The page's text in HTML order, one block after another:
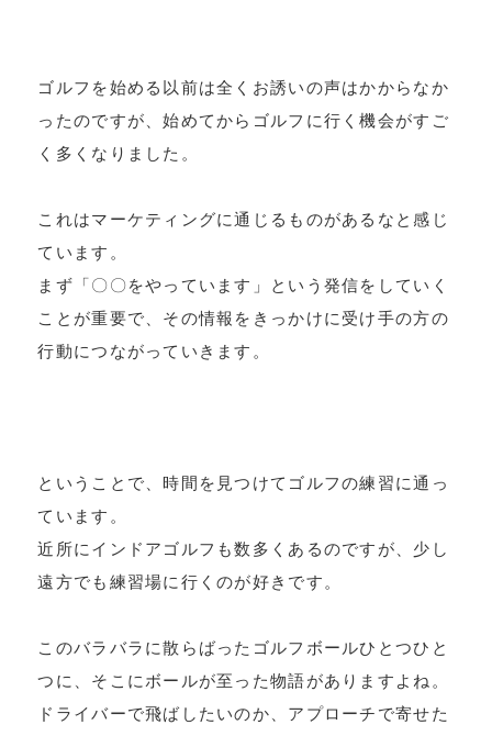
ゴルフを始める以前は全くお誘いの声はかからなか
ったのですが、始めてからゴルフに行く機会がすご
く多くなりました。
これはマーケティングに通じるものがあるなと感じ
ています。
まず「〇〇をやっています」という発信をしていく
ことが重要で、その情報をきっかけに受け手の方の
行動につながっていきます。
ということで、時間を見つけてゴルフの練習に通っ
ています。
近所にインドアゴルフも数多くあるのですが、少し
遠方でも練習場に行くのが好きです。
このバラバラに散らばったゴルフボールひとつひと
つに、そこにボールが至った物語がありますよね。
ドライバーで飛ばしたいのか、アプローチで寄せた